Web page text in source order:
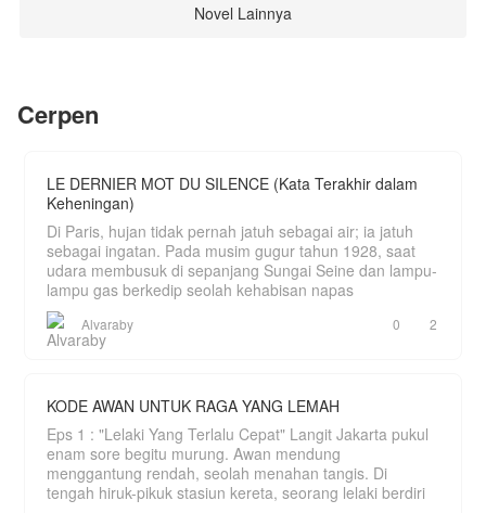
begitu saja?
Dan siapa sangka, jiwa nya justru masuk ke dalam
tubuh wanita lemah yang teraniaya. Yang juga
Cerita ini hanyalah fiksi belaka. Tidak ada
hubungannya dengan dunia nyata dan tidak
Novel Lainnya
Cerpen
LE DERNIER MOT DU SILENCE (Kata Terakhir dalam
Keheningan)
Di Paris, hujan tidak pernah jatuh sebagai air; ia jatuh
sebagai ingatan. Pada musim gugur tahun 1928, saat
udara membusuk di sepanjang Sungai Seine dan lampu-
lampu gas berkedip seolah kehabisan napas
Alvaraby 0 2
KODE AWAN UNTUK RAGA YANG LEMAH
Eps 1 : "Lelaki Yang Terlalu Cepat" Langit Jakarta pukul
enam sore begitu murung. Awan mendung
menggantung rendah, seolah menahan tangis. Di
tengah hiruk-pikuk stasiun kereta, seorang lelaki berdiri